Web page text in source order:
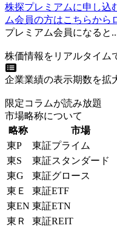
株探プレミアムに申し込
ム会員の方はこちらから
プレミアム会員になると
株価情報をリアルタイム
企業業績の表示期数を拡
限定コラムが読み放題
市場略称について
略称
市場
東P
東証プライム
東S
東証スタンダード
東G
東証グロース
東Ｅ
東証ETF
東EN 東証ETN
東Ｒ
東証REIT